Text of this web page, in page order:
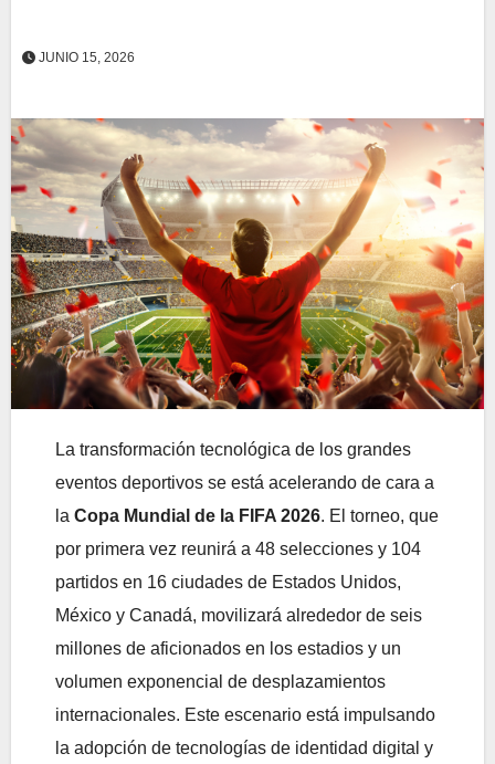
JUNIO 15, 2026
La transformación tecnológica de los grandes
eventos deportivos se está acelerando de cara a
la Copa Mundial de la FIFA 2026. El torneo, que
por primera vez reunirá a 48 selecciones y 104
partidos en 16 ciudades de Estados Unidos,
México y Canadá, movilizará alrededor de seis
millones de aficionados en los estadios y un
volumen exponencial de desplazamientos
internacionales. Este escenario está impulsando
la adopción de tecnologías de identidad digital y